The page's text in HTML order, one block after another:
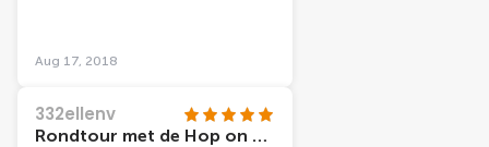
Nogmaals dank voor de
Aug 17, 2018
332ellenv
Rondtour met de Hop on Hop off boat